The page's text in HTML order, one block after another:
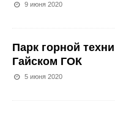
9 июня 2020
Парк горной
Гайском ГОК
5 июня 2020